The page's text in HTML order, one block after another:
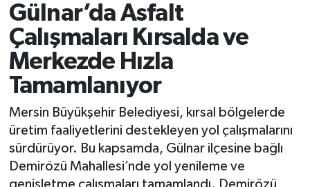
Gülnar’da Asfalt
Çalışmaları Kırsalda ve
Merkezde Hızla
Tamamlanıyor
Mersin Büyükşehir Belediyesi, kırsal bölgelerde
üretim faaliyetlerini destekleyen yol çalışmalarını
sürdürüyor. Bu kapsamda, Gülnar ilçesine bağlı
Demirözü Mahallesi’nde yol yenileme ve
Haber Arşivi